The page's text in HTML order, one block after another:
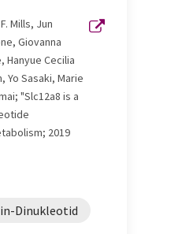
Mills, Jun
Giovanna
Hanyue Cecilia
Yo Sasaki, Marie
"Slc12a8 is a
2019
Dinukleotid